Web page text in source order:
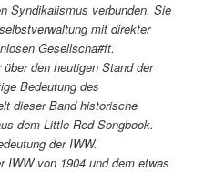
Syndikalismus verbunden. Sie
mit direkter
Gesellscha#ft.
den heutigen Stand der
Bedeutung des
dieser Band historische
dem Little Red Songbook.
der IWW.
IWW von 1904 und dem etwas